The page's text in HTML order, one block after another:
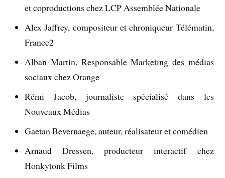
et coproductions chez LCP Assemblée Nationale
Alex Jaffrey, compositeur et chroniqueur Télématin,
France2
Alban Martin, Responsable Marketing des médias
sociaux chez Orange
Rémi Jacob, journaliste spécialisé dans les
Nouveaux Médias
Gaetan Bevernaege, auteur, réalisateur et comédien
Arnaud Dressen, producteur interactif chez
Honkytonk Films